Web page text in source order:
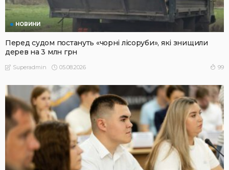
НОВИНИ
Перед судом постануть «чорні лісоруби», які знищили
дерев на 3 млн грн
Superadmin 05.08.2026 99